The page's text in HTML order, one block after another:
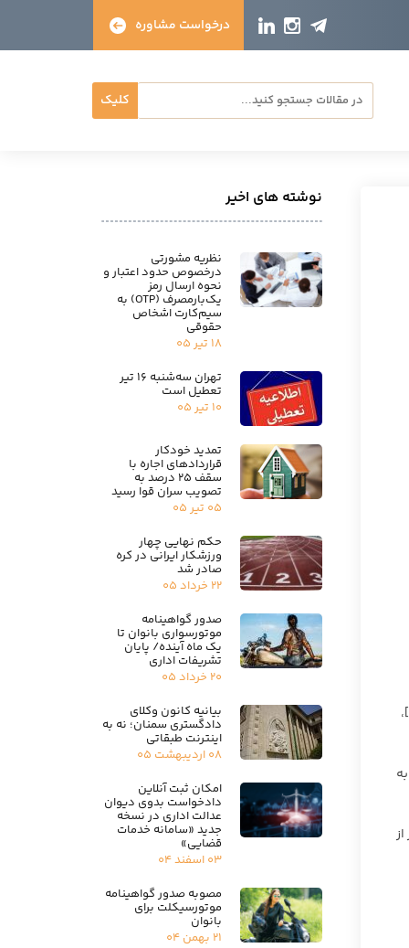
کلیک
درخواست مشاوره
نوشته های اخیر
نظریه مشورتی
درخصوص حدود اعتبار و
نحوه ارسال رمز
یک‌بارمصرف (OTP) به
سیم‌کارت اشخاص
حقوقی
۱۸ تیر ۰۵
تهران سه‌شنبه ۱۶ تیر
تعطیل است
۱۰ تیر ۰۵
تمدید خودکار
قراردادهای اجاره با
سقف ۲۵ درصد به
تصویب سران قوا رسید
۰۵ تیر ۰۵
حکم نهایی چهار
ورزشکار ایرانی در کره
صادر شد
۲۲ خرداد ۰۵
صدور گواهینامه
موتورسواری بانوان تا
یک ماه آینده/ پایان
تشریفات اداری
۲۰ خرداد ۰۵
بیانیه کانون وکلای
دادگستری سمنان؛ نه به
اینترنت طبقاتی
۰۸ اردیبهشت ۰۵
امکان ثبت آنلاین
دادخواست بدوی دیوان
عدالت اداری در نسخه
جدید «سامانه خدمات
قضایی»
۰۳ اسفند ۰۴
مصوبه صدور گواهینامه
موتورسیکلت برای
بانوان
۲۱ بهمن ۰۴